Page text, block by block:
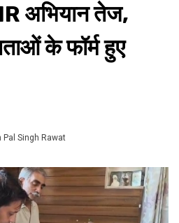
अभियान तेज,
के फॉर्म हुए
Pal Singh Rawat